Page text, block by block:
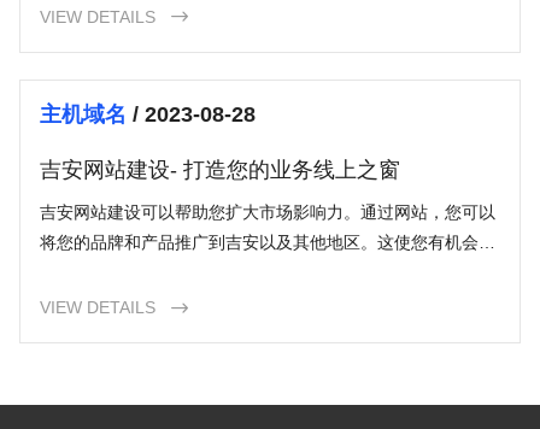
茂佘山
VIEW DETAILS 
主机域名/ 2023-08-28
吉安网站建设- 打造您的业务线上之窗
吉安网站建设可以帮助您扩大市场影响力。通过网站，您可以
将您的品牌和产品推广到吉安以及其他地区。这使您有机会与
脱颖而出。
VIEW DETAILS 